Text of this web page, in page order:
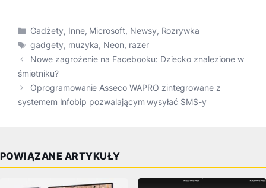
Kategorie
Gadżety, Inne, Microsoft, Newsy, Rozrywka
Tagi
gadgety, muzyka, Neon, razer
Nowe zagrożenie na Facebooku: Dziecko znalezione w
śmietniku?
Oprogramowanie Asseco WAPRO zintegrowane z
systemem Infobip pozwalającym wysyłać SMS-y
POWIĄZANE ARTYKUŁY